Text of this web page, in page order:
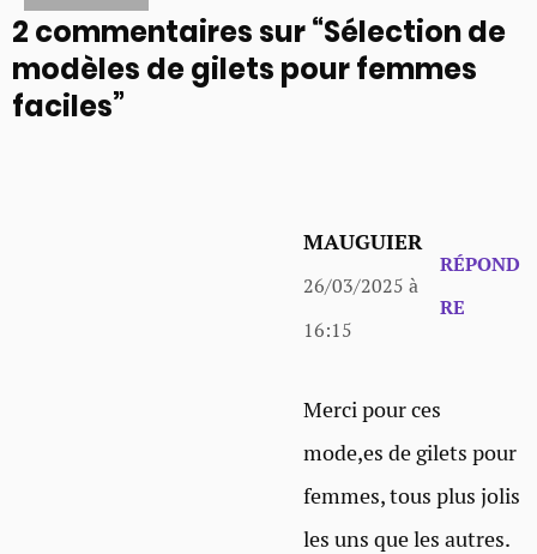
2 commentaires sur “Sélection de
modèles de gilets pour femmes
faciles”
MAUGUIER
26/03/2025 à
16:15
RÉPOND
RE
Merci pour ces
mode,es de gilets pour
femmes, tous plus jolis
les uns que les autres.